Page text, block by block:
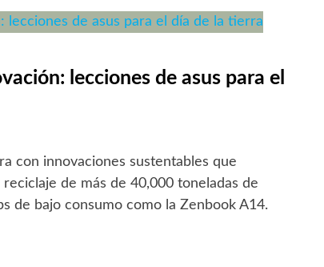
lecciones de asus para el
con innovaciones sustentables que
de más de 40,000 toneladas de
de bajo consumo como la Zenbook A14.